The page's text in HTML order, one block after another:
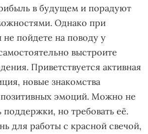
в будущем и порадуют
Однако при
не пойдете на поводу у
выстроите
Приветствуется активная
новые знакомства
эмоций. Можно не
поддержки, но требовать её.
для работы с красной свечой,